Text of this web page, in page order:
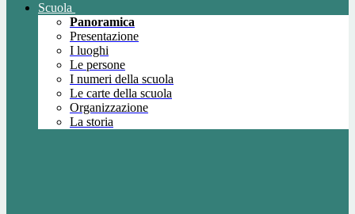
Scuola
Panoramica
Presentazione
I luoghi
Le persone
I numeri della scuola
Le carte della scuola
Organizzazione
La storia